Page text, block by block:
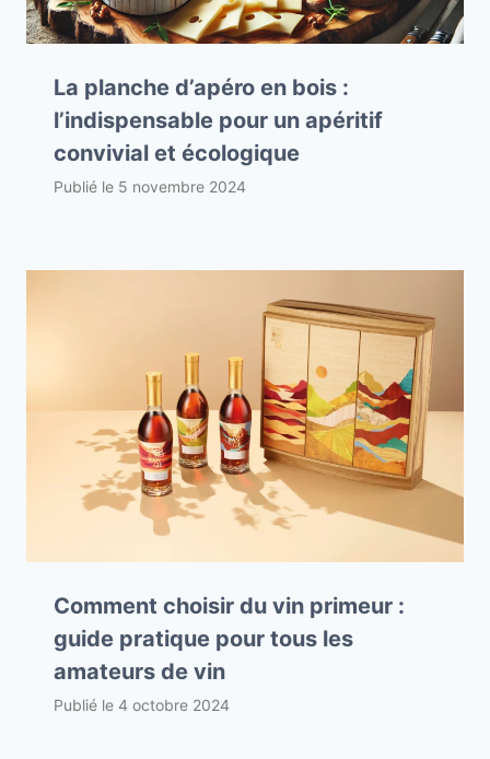
La planche d’apéro en bois :
l’indispensable pour un apéritif
convivial et écologique
Publié le 5 novembre 2024
Comment choisir du vin primeur :
guide pratique pour tous les
amateurs de vin
Publié le 4 octobre 2024